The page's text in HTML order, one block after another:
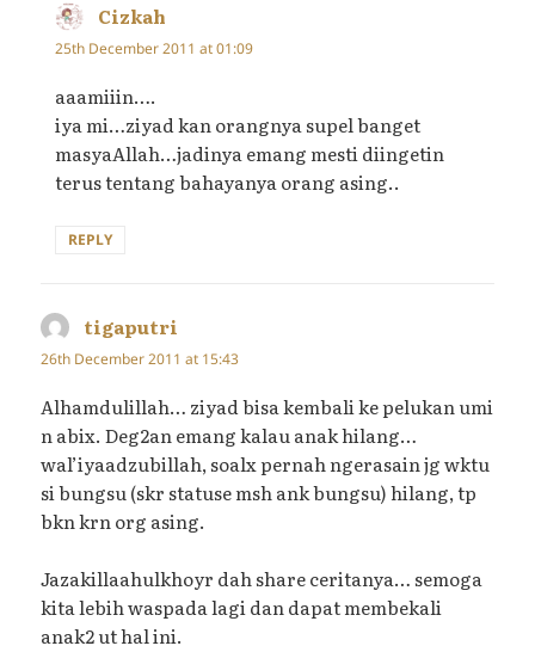
Cizkah
25th December 2011 at 01:09
aaamiiin….
iya mi…ziyad kan orangnya supel banget
masyaAllah…jadinya emang mesti diingetin
terus tentang bahayanya orang asing..
REPLY
tigaputri
26th December 2011 at 15:43
Alhamdulillah… ziyad bisa kembali ke pelukan umi
n abix. Deg2an emang kalau anak hilang…
wal’iyaadzubillah, soalx pernah ngerasain jg wktu
si bungsu (skr statuse msh ank bungsu) hilang, tp
bkn krn org asing.
Jazakillaahulkhoyr dah share ceritanya… semoga
kita lebih waspada lagi dan dapat membekali
anak2 ut hal ini.